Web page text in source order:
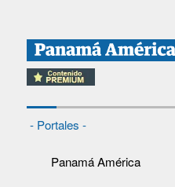
- Portales -
Panamá América